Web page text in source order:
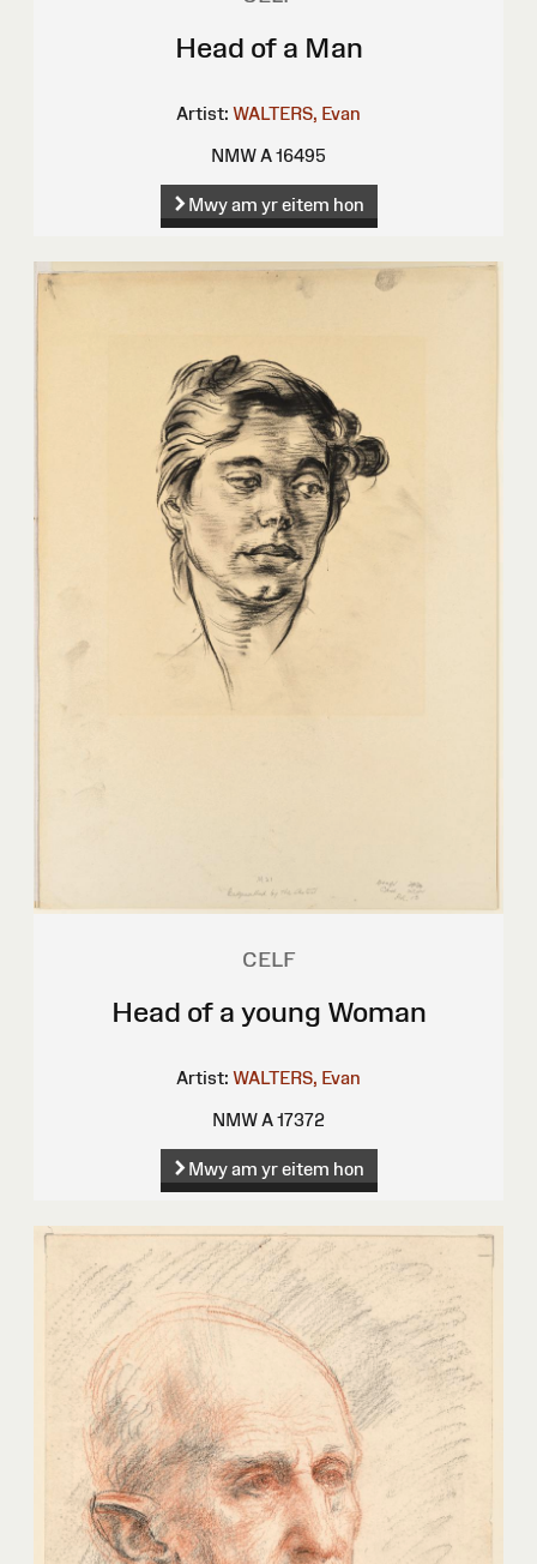
Head of a Man
Artist: WALTERS, Evan
NMW A 16495
Mwy am yr eitem hon
CELF
Head of a young Woman
Artist: WALTERS, Evan
NMW A 17372
Mwy am yr eitem hon